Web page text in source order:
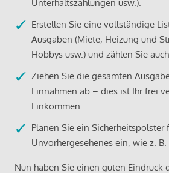
Unterhaltszahlungen usw.).
Erstellen Sie eine vollständige
Ausgaben (Miete, Heizung und
Hobbys usw.) und zählen Sie
Ziehen Sie die gesamten
Einnahmen ab – dies ist Ihr frei
Einkommen.
Planen Sie ein Sicherheitspolster
Unvorhergesehenes ein, wie z.
Nun haben Sie einen guten Eindruck